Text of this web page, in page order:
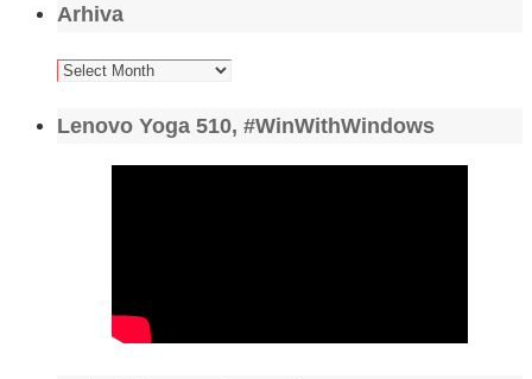
Arhiva
Arhiva
Lenovo Yoga 510, #WinWithWindows